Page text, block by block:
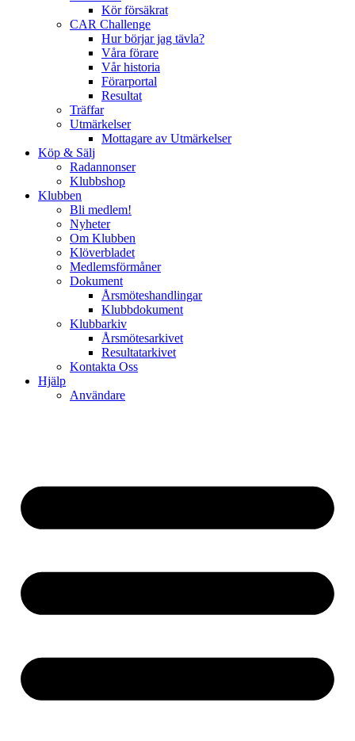
Kör försäkrat
CAR Challenge
Hur börjar jag tävla?
Våra förare
Vår historia
Förarportal
Resultat
Träffar
Utmärkelser
Mottagare av Utmärkelser
Köp & Sälj
Radannonser
Klubbshop
Klubben
Bli medlem!
Nyheter
Om Klubben
Klöverbladet
Medlemsförmåner
Dokument
Årsmöteshandlingar
Klubbdokument
Klubbarkiv
Årsmötesarkivet
Resultatarkivet
Kontakta Oss
Hjälp
Användare